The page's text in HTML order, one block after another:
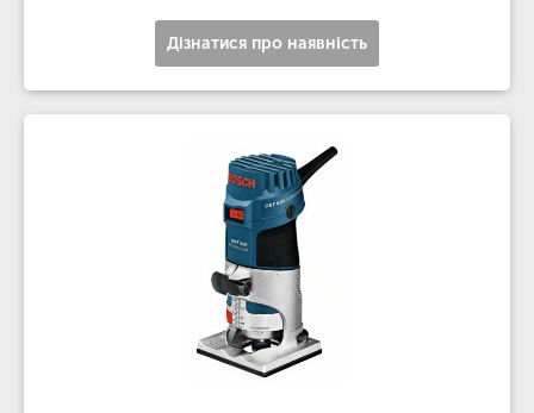
Дізнатися про наявність